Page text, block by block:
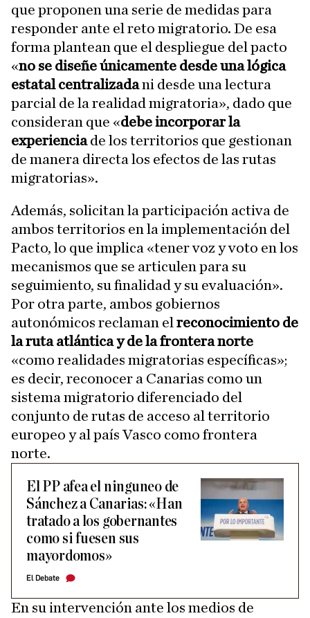
que proponen una serie de medidas para
responder ante el reto migratorio. De esa
forma plantean que el despliegue del pacto
«no se diseñe únicamente desde una lógica
estatal centralizadani desde una lectura
parcial de la realidad migratoria», dado que
consideran que «debe incorporar la
experienciade los territorios que gestionan
de manera directa los efectos de las rutas
migratorias».
Además, solicitan la participación activa de
ambos territorios en la implementación del
Pacto, lo que implica «tener voz y voto en los
mecanismos que se articulen para su
seguimiento, su finalidad y su evaluación».
Por otra parte, ambos gobiernos
autonómicos reclaman el reconocimiento de
la ruta atlántica y de la frontera norte
«como realidades migratorias específicas»;
es decir, reconocer a Canarias como un
sistema migratorio diferenciado del
conjunto de rutas de acceso al territorio
europeo y al país Vasco como frontera
norte.
El PP afea el ninguneo de
Sánchez a Canarias: «Han
tratado a los gobernantes
como si fuesen sus
mayordomos»
El Debate
En su intervención ante los medios de